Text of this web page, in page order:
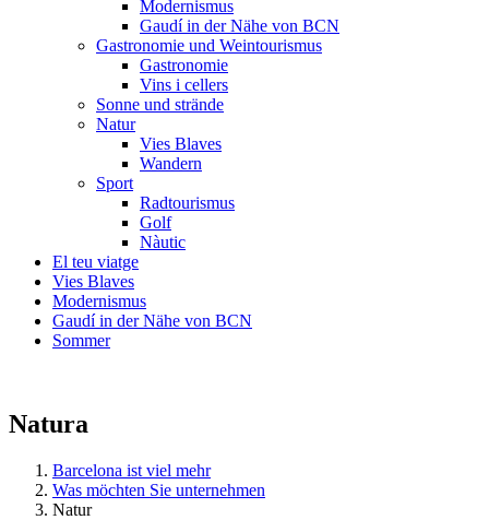
Modernismus
Gaudí in der Nähe von BCN
Gastronomie und Weintourismus
Gastronomie
Vins i cellers
Sonne und strände
Natur
Vies Blaves
Wandern
Sport
Radtourismus
Golf
Nàutic
El teu viatge
Vies Blaves
Modernismus
Gaudí in der Nähe von BCN
Sommer
Natura
Barcelona ist viel mehr
Was möchten Sie unternehmen
Natur